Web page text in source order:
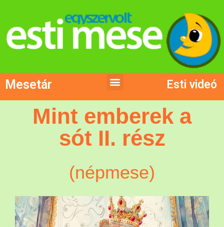
Mesetár Esti videó
Mint emberek a
sót II. rész
(népmese)